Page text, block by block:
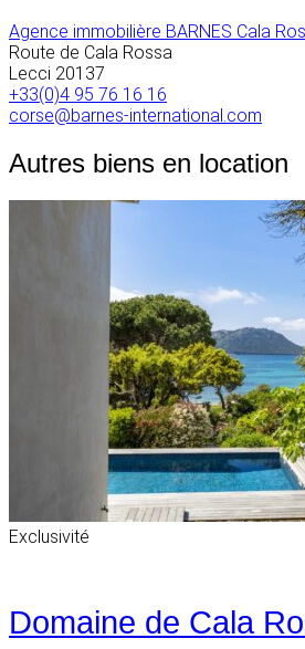
Agence immobilière BARNES Cala
Route de Cala Rossa
Lecci 20137
+33(0)4 95 76 16 16
corse@barnes-international.com
Autres biens en location
Exclusivité
Domaine de Cala